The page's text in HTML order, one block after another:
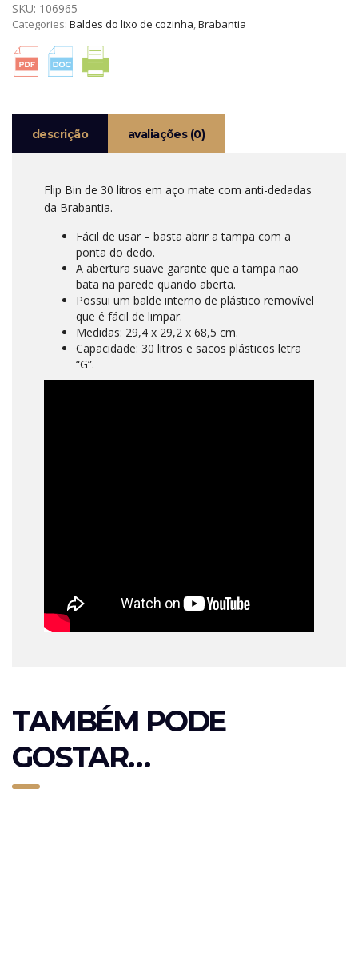
30
LTS
AÇO
MATE
ANTI-
SKU: 106965
Categories: Baldes do lixo de cozinha,Brabantia
descrição avaliações (0)
Flip Bin de 30 litros em aço mate com anti-dedadas
da Brabantia.
Fácil de usar – basta abrir a tampa com a
ponta do dedo.
A abertura suave garante que a tampa não
bata na parede quando aberta.
Possui um balde interno de plástico removível
que é fácil de limpar.
Medidas: 29,4 x 29,2 x 68,5 cm.
Capacidade: 30 litros e sacos plásticos letra
“G”.
TAMBÉM PODE
GOSTAR…